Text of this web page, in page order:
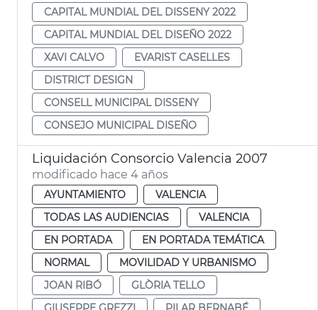
CAPITAL MUNDIAL DEL DISSENY 2022
CAPITAL MUNDIAL DEL DISEÑO 2022
XAVI CALVO
EVARIST CASELLES
DISTRICT DESIGN
CONSELL MUNICIPAL DISSENY
CONSEJO MUNICIPAL DISEÑO
Liquidación Consorcio Valencia 2007
modificado hace 4 años
AYUNTAMIENTO
VALENCIA
TODAS LAS AUDIENCIAS
VALENCIA
EN PORTADA
EN PORTADA TEMÁTICA
NORMAL
MOVILIDAD Y URBANISMO
JOAN RIBÓ
GLÒRIA TELLO